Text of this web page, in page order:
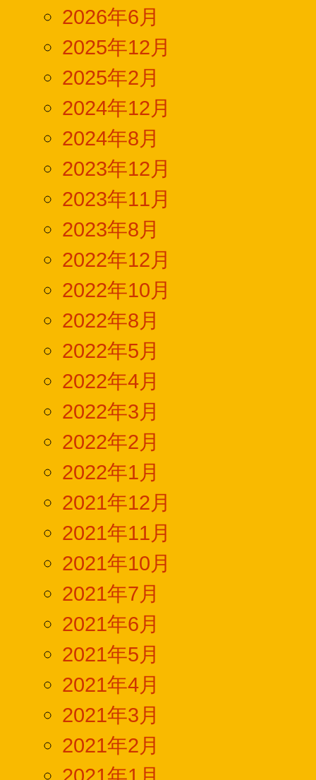
2026年6月
2025年12月
2025年2月
2024年12月
2024年8月
2023年12月
2023年11月
2023年8月
2022年12月
2022年10月
2022年8月
2022年5月
2022年4月
2022年3月
2022年2月
2022年1月
2021年12月
2021年11月
2021年10月
2021年7月
2021年6月
2021年5月
2021年4月
2021年3月
2021年2月
2021年1月